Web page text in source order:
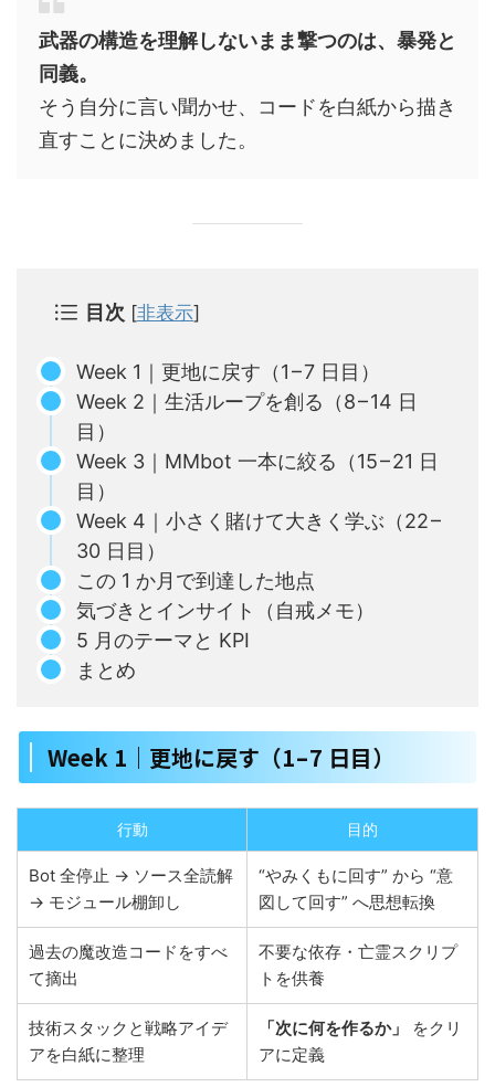
武器の構造を理解しないまま撃つのは、暴発と
同義。
そう自分に言い聞かせ、コードを白紙から描き
直すことに決めました。
目次 [非表示]
Week 1｜更地に戻す（1 – 7 日目）
Week 2｜生活ループを創る（8 – 14 日
目）
Week 3｜MMbot 一本に絞る（15 – 21 日
目）
Week 4｜小さく賭けて大きく学ぶ（22 –
30 日目）
この 1 か月で到達した地点
気づきとインサイト（自戒メモ）
5 月のテーマと KPI
まとめ
Week 1｜更地に戻す（1 – 7 日目）
行動 目的
Bot 全停止 → ソース全読解
→ モジュール棚卸し
“やみくもに回す” から “意
図して回す” へ思想転換
過去の魔改造コードをすべ
て摘出
不要な依存・亡霊スクリプ
トを供養
技術スタックと戦略アイデ
アを白紙に整理
「次に何を作るか」
をクリ
アに定義